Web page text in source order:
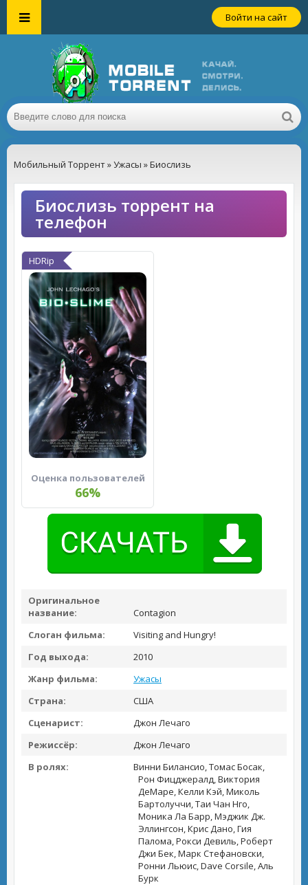
Войти на сайт
Мобильный Торрент»Ужасы » Биослизь
Биослизь торрент на
телефон
HDRip
Оценка пользователей
66%
Оригинальное
название:
Contagion
Слоган фильма:
Visiting and Hungry!
Год выхода:
2010
Жанр фильма:
Ужасы
Страна:
США
Сценарист:
Джон Лечаго
Режиссёр:
Джон Лечаго
В ролях:
Винни Билансио, Томас Босак,
Рон Фицджералд, Виктория
ДеМаре, Келли Кэй, Миколь
Бартолуччи, Таи Чан Нго,
Моника Ла Барр, Мэджик Дж.
Эллингсон, Крис Дано, Гия
Палома, Рокси Девиль, Роберт
Джи Бек, Марк Стефановски,
Ронни Льюис, Dave Corsile, Аль
Бурк